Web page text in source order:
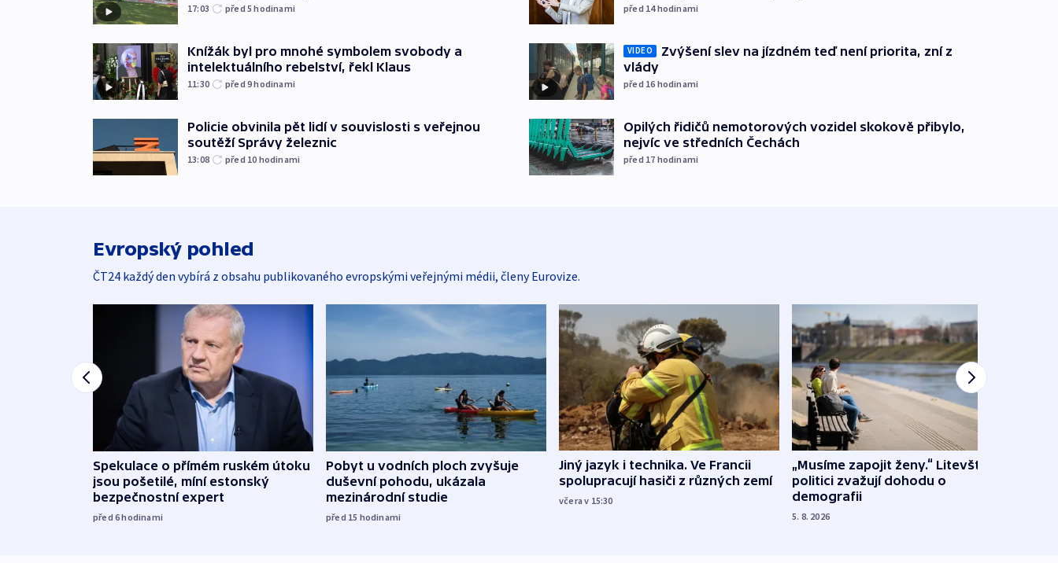
17:03 před 5hodinami
Knížák byl pro mnohé symbolem svobody a
intelektuálního rebelství, řekl Klaus
11:30 před 9hodinami
Policie obvinila pět lidí v souvislosti s veřejnou
soutěží Správy železnic
13:08 před 10 hodinami
před 14hodinami
VIDEO
Zvýšení slev na jízdném teď není priorita, zní z
vlády
před 16 hodinami
Opilých řidičů nemotorových vozidel skokově přibylo,
nejvíc ve středních Čechách
před 17 hodinami
Evropský pohled
ČT24 každý den vybírá z obsahu publikovaného evropskými veřejnými médii, členy Eurovize.
Spekulace o přímém ruském útoku
jsou pošetilé, míní estonský
bezpečnostní expert
před 6hodinami
Pobyt u vodních ploch zvyšuje
duševní pohodu, ukázala
mezinárodní studie
před 15 hodinami
Jiný jazyk i technika. Ve Francii
spolupracují hasiči z různých zemí
včera v 15:30
„Musíme zapojit ženy.“ Litevští
politici zvažují dohodu o
demografii
5. 8. 2026